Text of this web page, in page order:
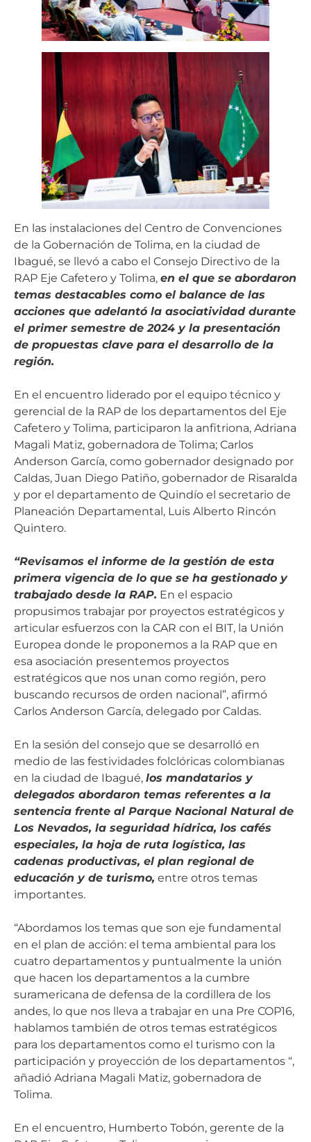
En las instalaciones del Centro de Convenciones
de la Gobernación de Tolima, en la ciudad de
Ibagué, se llevó a cabo el Consejo Directivo de la
RAP Eje Cafetero y Tolima, en el que se abordaron
temas destacables como el balance de las
acciones que adelantó la asociatividad durante
el primer semestre de 2024 y la presentación
de propuestas clave para el desarrollo de la
región.
En el encuentro liderado por el equipo técnico y
gerencial de la RAP de los departamentos del Eje
Cafetero y Tolima, participaron la anfitriona, Adriana
Magali Matiz, gobernadora de Tolima; Carlos
Anderson García, como gobernador designado por
Caldas, Juan Diego Patiño, gobernador de Risaralda
y por el departamento de Quindío el secretario de
Planeación Departamental, Luis Alberto Rincón
Quintero.
“Revisamos el informe de la gestión de esta
primera vigencia de lo que se ha gestionado y
trabajado desde la RAP. En el espacio
propusimos trabajar por proyectos estratégicos y
articular esfuerzos con la CAR con el BIT, la Unión
Europea donde le proponemos a la RAP que en
esa asociación presentemos proyectos
estratégicos que nos unan como región, pero
buscando recursos de orden nacional”, afirmó
Carlos Anderson García, delegado por Caldas.
En la sesión del consejo que se desarrolló en
medio de las festividades folclóricas colombianas
en la ciudad de Ibagué, los mandatarios y
delegados abordaron temas referentes a la
sentencia frente al Parque Nacional Natural de
Los Nevados, la seguridad hídrica, los cafés
especiales, la hoja de ruta logística, las
cadenas productivas, el plan regional de
educación y de turismo, entre otros temas
importantes.
“Abordamos los temas que son eje fundamental
en el plan de acción: el tema ambiental para los
cuatro departamentos y puntualmente la unión
que hacen los departamentos a la cumbre
suramericana de defensa de la cordillera de los
andes, lo que nos lleva a trabajar en una Pre COP16,
hablamos también de otros temas estratégicos
para los departamentos como el turismo con la
participación y proyección de los departamentos “,
añadió Adriana Magali Matiz, gobernadora de
Tolima.
En el encuentro, Humberto Tobón, gerente de la